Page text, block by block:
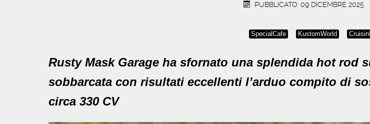
PUBBLICATO: 09 DICEMBRE 2025
SpecialCafe KustomWorld
Rusty Mask Garage ha sfornato una splendida hot rod
sobbarcata con risultati eccellenti l’arduo compito di
circa 330 CV